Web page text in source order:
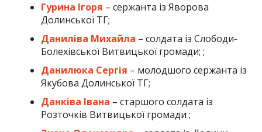
Гурина Ігоря – сержанта із Яворова
Долинської ТГ;
Даниліва Михайла – солдата із Слободи-
Болехівської Витвицької громади; ;
Данилюка Сергія – молодшого сержанта із
Якубова Долинської ТГ;
Данківа Івана – старшого солдата із
Розточків Витвицької громади ;